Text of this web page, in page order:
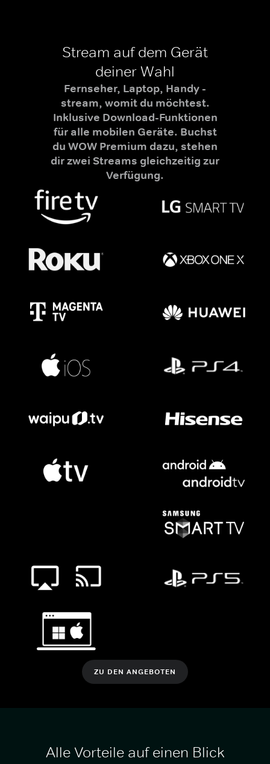
Stream auf dem Gerät
deiner Wahl
Fernseher, Laptop, Handy -
stream, womit du möchtest.
Inklusive Download-Funktionen
für alle mobilen Geräte. Buchst
du WOW Premium dazu, stehen
dir zwei Streams gleichzeitig zur
Verfügung.
ZU DEN ANGEBOTEN
Alle Vorteile auf einen Blick